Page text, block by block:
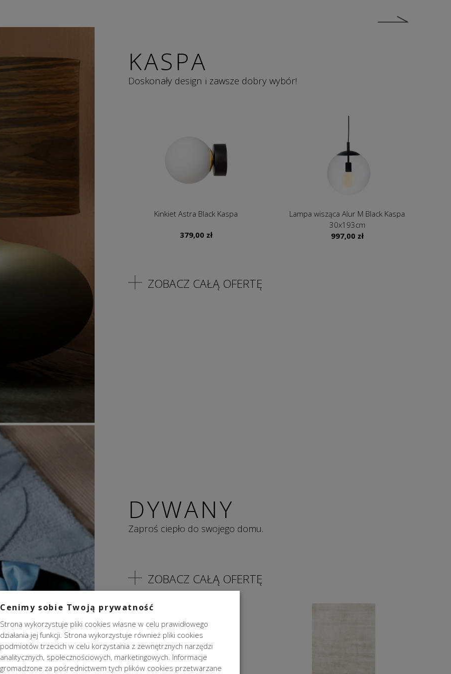
KASPA
Doskonały design i zawsze dobry wybór!
Kinkiet Astra Black Kaspa
379,00 zł
Lampa wisząca Alur M Black Kaspa
30x193cm
997,00 zł
ZOBACZ CAŁĄ OFERTĘ
DYWANY
Zaproś ciepło do swojego domu.
ZOBACZ CAŁĄ OFERTĘ
Cenimy sobie Twoją prywatność
Strona wykorzystuje pliki cookies własne w celu prawidłowego
działania jej funkcji. Strona wykorzystuje również pliki cookies
podmiotów trzecich w celu korzystania z zewnętrznych narzędzi
analitycznych, społecznościowych, marketingowych. Informacje
gromadzone za pośrednictwem tych plików cookies przetwarzane